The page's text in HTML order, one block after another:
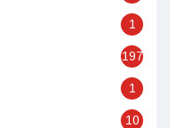
1
197
1
10